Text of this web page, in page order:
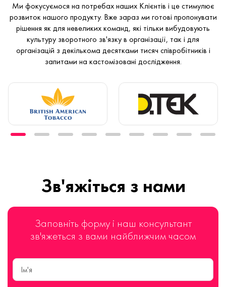
Ми фокусуємося на потребах наших Клієнтів і це стимулює
розвиток нашого продукту. Вже зараз ми готові пропонувати
рішення як для невеликих команд, які тільки вибудовують
культуру зворотного зв'язку в організації, так і для
організацій з декількома десятками тисяч співробітників і
запитами на кастомізовані дослідження.
Зв'яжіться з нами
Заповніть форму і наш консультант
зв'яжеться з вами найближчим часом